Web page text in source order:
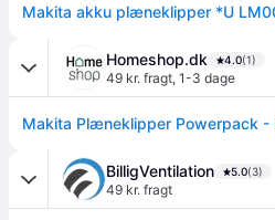
Homeshop.dk 4.0(1)
49 kr. fragt, 1-3 dage
BilligVentilation 5.0(3)
49 kr. fragt